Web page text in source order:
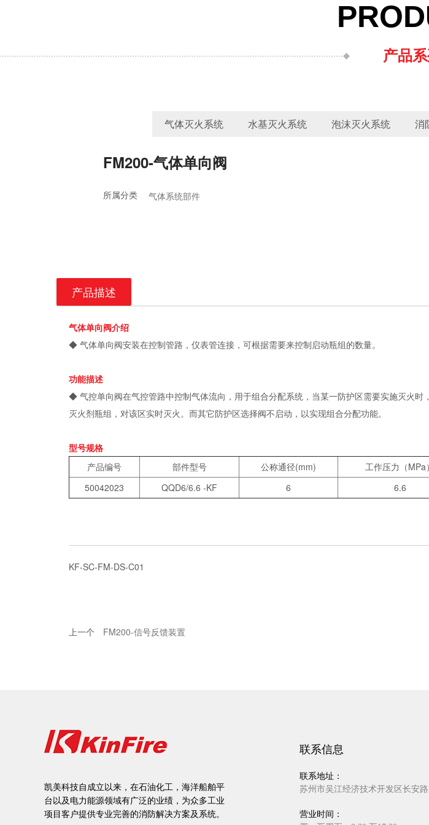
产品系
气体灭火系统 水基灭火系统 泡沫灭火系统 消
FM200-气体单向阀
所属分类 气体系统部件
产品描述
气体单向阀介绍
◆ 气体单向阀安装在控制管路，仪表管连接，可根据需要来控制启动瓶组的数量。
功能描述
◆ 气控单向阀在气控管路中控制气体流向，用于组合分配系统，当某一防护区需要实施灭火
灭火剂瓶组，对该区实时灭火。而其它防护区选择阀不启动，以实现组合分配功能。
型号规格
产品编号
部件型号 公称通径(mm) 工作压力（MPa）
50042023
QQD6/6.6 -KF 6 6.6
KF-SC-FM-DS-C01
上一个 FM200-信号反馈装置
凯美科技自成立以来，在石油化工，海洋船舶平
台以及电力能源领域有广泛的业绩，为众多工业
项目客户提供专业完善的消防解决方案及系统。
联系信息
联系地址：
苏州市吴江经济技术开发区长安路
营业时间：